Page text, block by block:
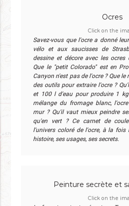
Ocres
Click on the
Savez-vous que l'ocre a donné
vélo et aux saucisses de
dessine et décore avec les
Que le "petit Colorado" est en
Canyon n'est pas de l'ocre ? Que
des outils pour extraire l'ocre ?
et 100 l d'eau pour produire 1
mélange du fromage blanc,
mur ? Qu'il vaut mieux peindre
qu'en vert ? Ce carnet de
l'univers coloré de l'ocre, à la fois
histoire, ses usages, ses secrets.
Peinture secrète et
Click on the